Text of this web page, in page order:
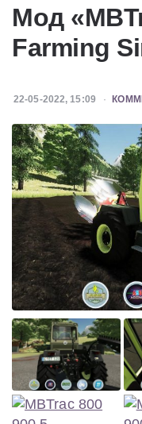
Мод
Farming
22-05-2022, 15:09